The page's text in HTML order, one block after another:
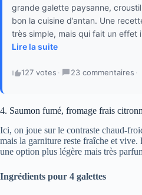
grande galette paysanne,
bon la cuisine d’antan. Une
très simple, mais qui fait un effet
Lire la suite
127 votes · 23 commentaires ·
4. Saumon fumé, fromage frais
Ici, on joue sur le contraste chaud-
mais la garniture reste fraîche et
une option plus légère mais très
Ingrédients pour 4 galettes